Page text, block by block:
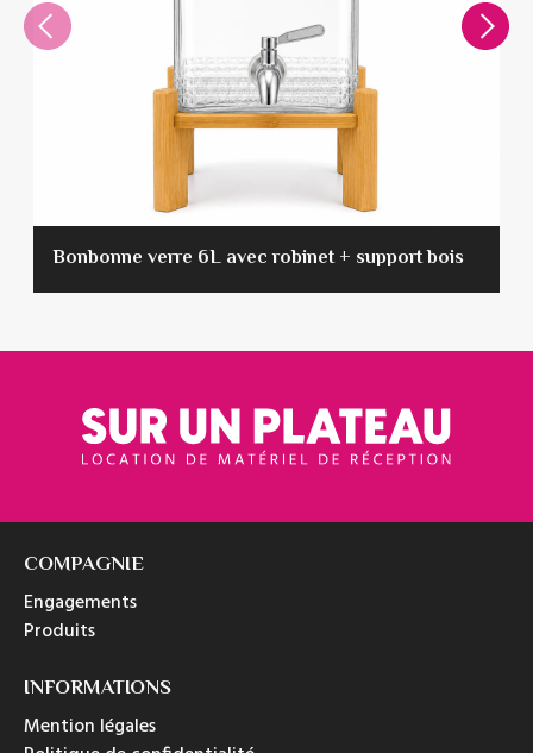
Bonbonne verre 6L avec robinet + support bois
COMPAGNIE
Engagements
Produits
INFORMATIONS
Mention légales